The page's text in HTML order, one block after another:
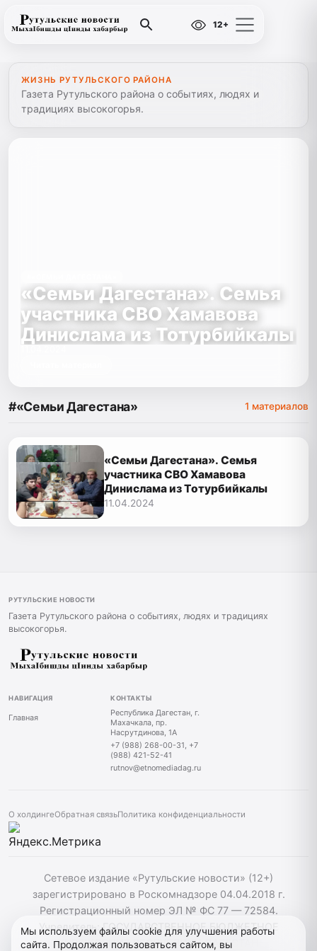
12+
ЖИЗНЬ РУТУЛЬСКОГО РАЙОНА
Газета Рутульского района о событиях, людях и
традициях высокогорья.
«Семьи Дагестана». Семья
участника СВО Хамавова
Динислама из Тотурбийкалы
#«Семьи Дагестана» 1 материалов
«Семьи Дагестана». Семья
участника СВО Хамавова
Динислама из Тотурбийкалы
11.04.2024
РУТУЛЬСКИЕ НОВОСТИ
Газета Рутульского района о событиях, людях и традициях
высокогорья.
НАВИГАЦИЯ
Главная
КОНТАКТЫ
Республика Дагестан, г.
Махачкала, пр.
Насрутдинова, 1А
+7 (988) 268-00-31, +7
(988) 421-52-41
rutnov@etnomediadag.ru
О холдингеОбратная связьПолитика конфиденциальности
Сетевое издание «Рутульские новости» (12+)
зарегистрировано в Роскомнадзоре 04.04.2018 г.
Регистрационный номер ЭЛ № ФС 77 — 72584.
Учредитель: ГОСУДАРСТВЕННОЕ БЮДЖЕТНОЕ
УЧРЕЖДЕНИЕ РЕСПУБЛИКИ ДАГЕСТАН
Мы используем файлы cookie для улучшения работы
сайта. Продолжая пользоваться сайтом, вы